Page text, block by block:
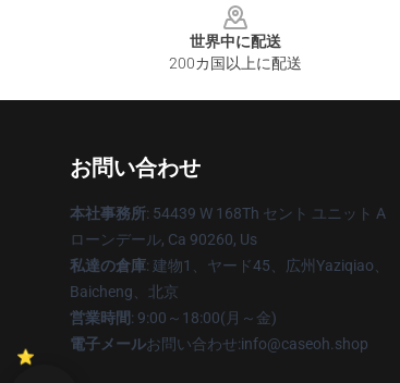
世界中に配送
200カ国以上に配送
お問い合わせ
本社事務所: 54439 W 168Th セント ユニット A
ローンデール, Ca 90260, Us
私達の倉庫: 建物1、ヤード45、広州Yaziqiao、
Baicheng、北京
営業時間: 9:00～18:00(月～金)
電子メールお問い合わせ:info@caseoh.shop